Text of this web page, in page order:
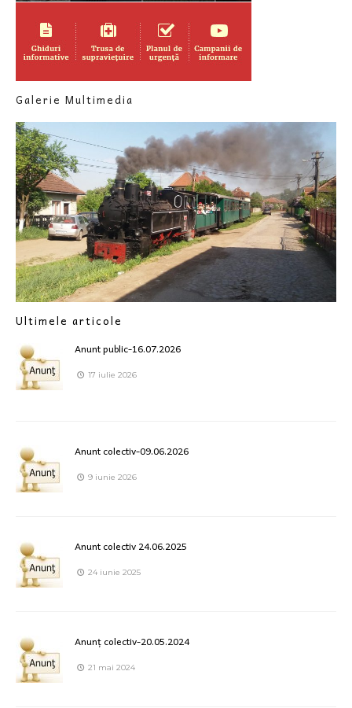
Galerie Multimedia
Ultimele articole
Anunt public-16.07.2026
17 iulie 2026
Anunt colectiv-09.06.2026
9 iunie 2026
Anunt colectiv 24.06.2025
24 iunie 2025
Anunț colectiv-20.05.2024
21 mai 2024